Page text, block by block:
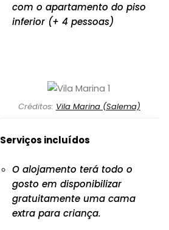
com o apartamento do piso
inferior (+ 4 pessoas)
Créditos: Vila Marina (Salema)
Serviços incluídos
O alojamento terá todo o
gosto em disponibilizar
gratuitamente uma cama
extra para criança.